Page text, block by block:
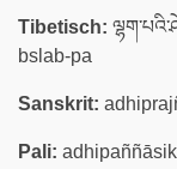
Tibetisch:
bslab-pa
Sanskrit:
Pali: